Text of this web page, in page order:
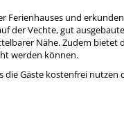
Ferienhauses und
der Vechte, gut
Nähe. Zudem bietet
werden können.
die Gäste kostenfrei nutzen